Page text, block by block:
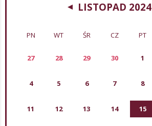
LISTOPAD 2024
PN WT ŚR CZ PT
27 28 29 30 1
4 5 6 7 8
11 12 13 14 15